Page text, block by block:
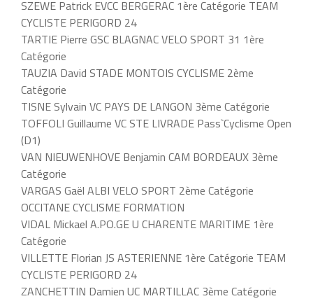
SZEWE Patrick EVCC BERGERAC 1ère Catégorie TEAM
CYCLISTE PERIGORD 24
TARTIE Pierre GSC BLAGNAC VELO SPORT 31 1ère
Catégorie
TAUZIA David STADE MONTOIS CYCLISME 2ème
Catégorie
TISNE Sylvain VC PAYS DE LANGON 3ème Catégorie
TOFFOLI Guillaume VC STE LIVRADE Pass`Cyclisme Open
(D1)
VAN NIEUWENHOVE Benjamin CAM BORDEAUX 3ème
Catégorie
VARGAS Gaël ALBI VELO SPORT 2ème Catégorie
OCCITANE CYCLISME FORMATION
VIDAL Mickael A.PO.GE U CHARENTE MARITIME 1ère
Catégorie
VILLETTE Florian JS ASTERIENNE 1ère Catégorie TEAM
CYCLISTE PERIGORD 24
ZANCHETTIN Damien UC MARTILLAC 3ème Catégorie